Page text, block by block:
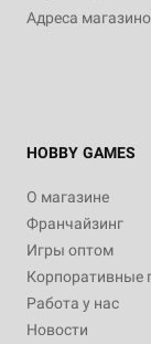
Адреса
HOBBY GAMES
О магазине
Франчайзинг
Игры оптом
Корпоративные
Работа у нас
Новости